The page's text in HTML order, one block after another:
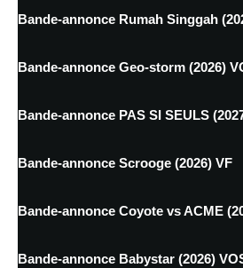
Bande-annonce Rumah Singgah
Bande-annonce Geo-storm (2026)
Bande-annonce PAS SI SEULS
Bande-annonce Scrooge (2026) VF
Bande-annonce Coyote vs ACME
Bande-annonce Babystar (2026)